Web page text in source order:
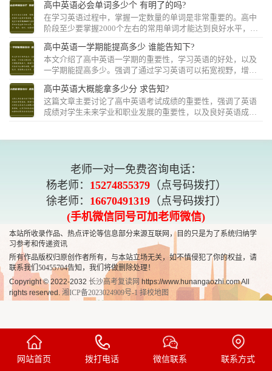
此，学生...
高中英语必会单词多少个 有明了的吗?
在学习英语过程中，掌握一定数量的单词是非常重要的。高中
阶段至少要掌握2000个左右的常用单词才能达到良好水平，包
水...
高中英语一学期能提高多少 谁能告知下?
本文介绍了高中英语一学期的重要性，学习英语的好处，以及
一学期能提高多少。强调了通过学习英语可以拓宽视野，增加
提高听、...
高中英语大概能拿多少分 求告知?
这篇文章主要讨论了高中英语考试成绩的重要性，强调了英语
成绩对学生未来学业和职业发展的重要性，以及良好英语成绩
老师一对一免费咨询电话：
杨老师： 15274855379（点号码拨打）
徐老师： 16670491319（点号码拨打）
(手机微信同号可加老师微信)
本站所收录作品、热点评论等信息部分来源互联网，目的只是为了系统归纳学
习参考和传递资讯
所有作品版权归原创作者所有，与本站立场无关，如不慎侵犯了你的权益，请
联系我们50455704告知，我们将做删除处理！
Copyright © 2022-2032 长沙高考复读网 https://www.hunangaozhi.com All
rights reserved. 湘ICP备2023024909号-1 择校地图
网站首页 拨打电话 微信联系 联系方式